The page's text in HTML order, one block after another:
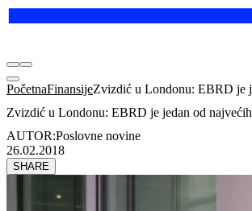
PočetnaFinansijeZvizdić u Londonu: EBRD je
Zvizdić u Londonu: EBRD je jedan od
AUTOR:Poslovne novine
26.02.2018
SHARE